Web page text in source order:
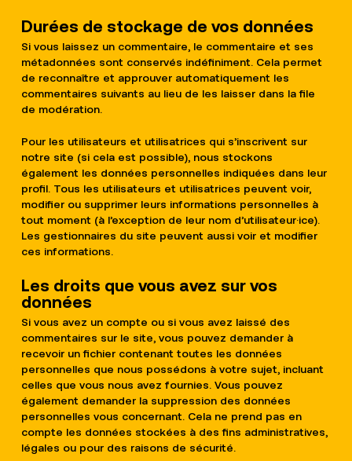
Durées de stockage de vos données
Si vous laissez un commentaire, le commentaire et ses
métadonnées sont conservés indéfiniment. Cela permet
de reconnaître et approuver automatiquement les
commentaires suivants au lieu de les laisser dans la file
de modération.
Pour les utilisateurs et utilisatrices qui s’inscrivent sur
notre site (si cela est possible), nous stockons
également les données personnelles indiquées dans leur
profil. Tous les utilisateurs et utilisatrices peuvent voir,
modifier ou supprimer leurs informations personnelles à
tout moment (à l’exception de leur nom d’utilisateur·ice).
Les gestionnaires du site peuvent aussi voir et modifier
ces informations.
Les droits que vous avez sur vos
données
Si vous avez un compte ou si vous avez laissé des
commentaires sur le site, vous pouvez demander à
recevoir un fichier contenant toutes les données
personnelles que nous possédons à votre sujet, incluant
celles que vous nous avez fournies. Vous pouvez
également demander la suppression des données
personnelles vous concernant. Cela ne prend pas en
compte les données stockées à des fins administratives,
légales ou pour des raisons de sécurité.